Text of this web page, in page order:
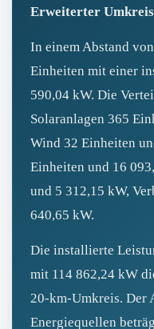
Erweiterter
In einem Abstand
Einheiten mit einer
590,04 kW. Die
Solaranlagen 365
Wind 32 Einheiten
Einheiten und 16
und 5 312,15 kW,
640,65 kW.
Die installierte
mit 114 862,24 kW
20‑km‑Umkreis.
Energiequellen